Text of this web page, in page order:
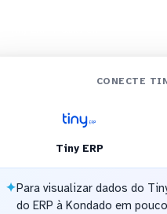
CONECTE
Tiny ERP
✦Para visualizar dados do
do ERP à Kondado em